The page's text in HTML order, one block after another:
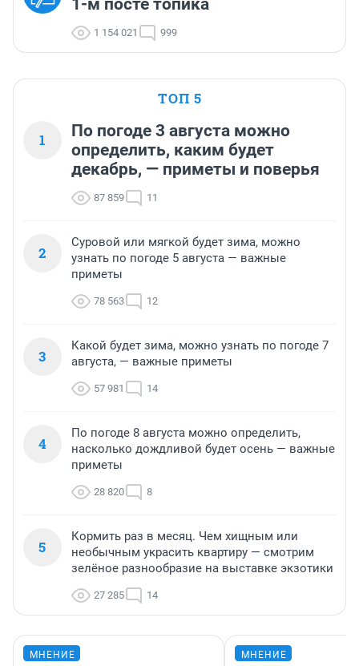
1 154 021 999
ТОП 5
1
По погоде 3 августа можно
определить, каким будет
декабрь, — приметы и поверья
87 859 11
2
Суровой или мягкой будет зима, можно
узнать по погоде 5 августа — важные
приметы
78 563 12
3
Какой будет зима, можно узнать по погоде 7
августа, — важные приметы
57 981 14
4
По погоде 8 августа можно определить,
насколько дождливой будет осень — важные
приметы
28 820 8
5
Кормить раз в месяц. Чем хищным или
необычным украсить квартиру — смотрим
зелёное разнообразие на выставке экзотики
27 285 14
МНЕНИЕ МНЕНИЕ